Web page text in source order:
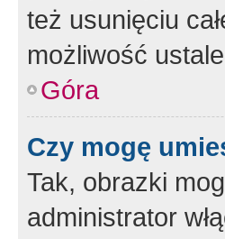
też usunięciu
możliwość
Góra
Czy mogę
Tak, obrazki
administrator